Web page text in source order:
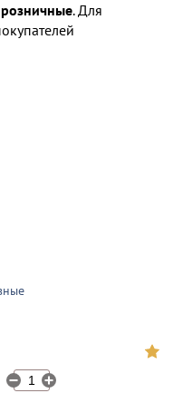
розничные. Для